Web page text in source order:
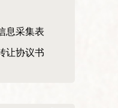
息采集表
让协议书